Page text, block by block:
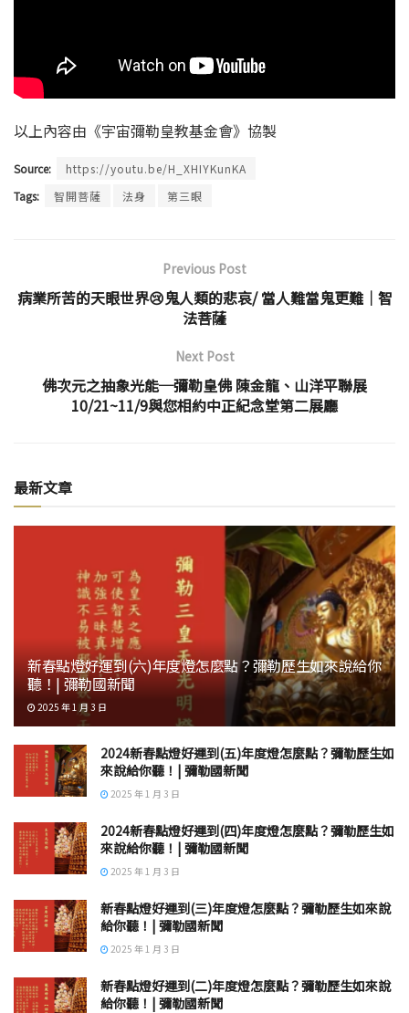
以上內容由《宇宙彌勒皇教基金會》協製
Source:
https://youtu.be/H_XHIYKunKA
Tags:
智開菩薩 法身 第三眼
Previous Post
病業所苦的天眼世界😢鬼人類的悲哀/ 當人難當鬼更難│智
法菩薩
Next Post
佛次元之抽象光能─彌勒皇佛 陳金龍、山洋平聯展
10/21~11/9與您相約中正紀念堂第二展廳
最新文章
新春點燈好運到(六)年度燈怎麼點？彌勒歷生如來說給你
聽！| 彌勒國新聞
2025 年 1 月 3 日
2024新春點燈好運到(五)年度燈怎麼點？彌勒歷生如
來說給你聽！| 彌勒國新聞
2025 年 1 月 3 日
2024新春點燈好運到(四)年度燈怎麼點？彌勒歷生如
來說給你聽！| 彌勒國新聞
2025 年 1 月 3 日
新春點燈好運到(三)年度燈怎麼點？彌勒歷生如來說
給你聽！| 彌勒國新聞
2025 年 1 月 3 日
新春點燈好運到(二)年度燈怎麼點？彌勒歷生如來說
給你聽！| 彌勒國新聞